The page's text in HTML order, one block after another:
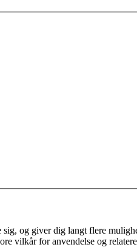
og giver dig langt flere
vilkår for anvendelse og